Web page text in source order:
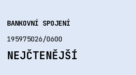
BANKOVNÍ SPOJENÍ
195975026/0600
NEJČTENĚJŠÍ